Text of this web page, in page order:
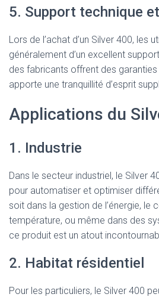
5. Support technique
Lors de l’achat d’un Silver 400, les
généralement d’un excellent
des fabricants offrent des
apporte une tranquillité d’esprit
Applications du
1. Industrie
Dans le secteur industriel, le Silver
pour automatiser et optimiser
soit dans la gestion de l’énergie, le
température, ou même dans des
ce produit est un atout
2. Habitat résidentiel
Pour les particuliers, le Silver 400